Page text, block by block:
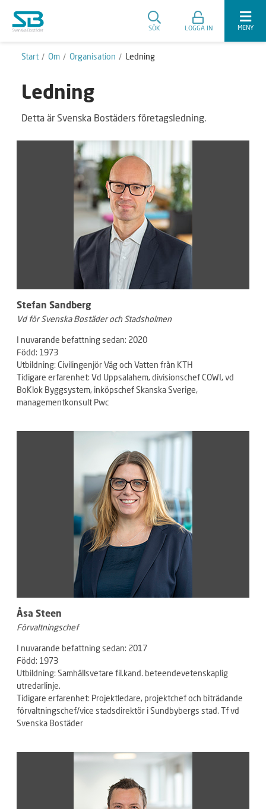
SÖK LOGGA IN MENY
Start Om Organisation Ledning
Ledning
Detta är Svenska Bostäders företagsledning.
Stefan Sandberg
Vd för Svenska Bostäder och Stadsholmen
I nuvarande befattning sedan: 2020
Född: 1973
Utbildning: Civilingenjör Väg och Vatten från KTH
Tidigare erfarenhet: Vd Uppsalahem, divisionschef COWI, vd
BoKlok Byggsystem, inköpschef Skanska Sverige,
managementkonsult Pwc
Åsa Steen
Förvaltningschef
I nuvarande befattningsedan: 2017
Född: 1973
Utbildning: Samhällsvetare fil.kand. beteendevetenskaplig
utredarlinje.
Tidigare erfarenhet: Projektledare, projektchef och biträdande
förvaltningschef/vice stadsdirektör i Sundbybergs stad. Tf vd
Svenska Bostäder